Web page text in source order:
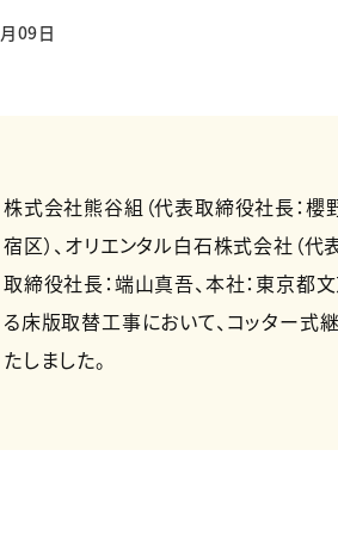
09日
株式会社熊谷組（代表取締役社長：櫻
宿区）、オリエンタル白石株式会社（
取締役社長：端山真吾、本社：東京都文
る床版取替工事において、コッター
たしました。